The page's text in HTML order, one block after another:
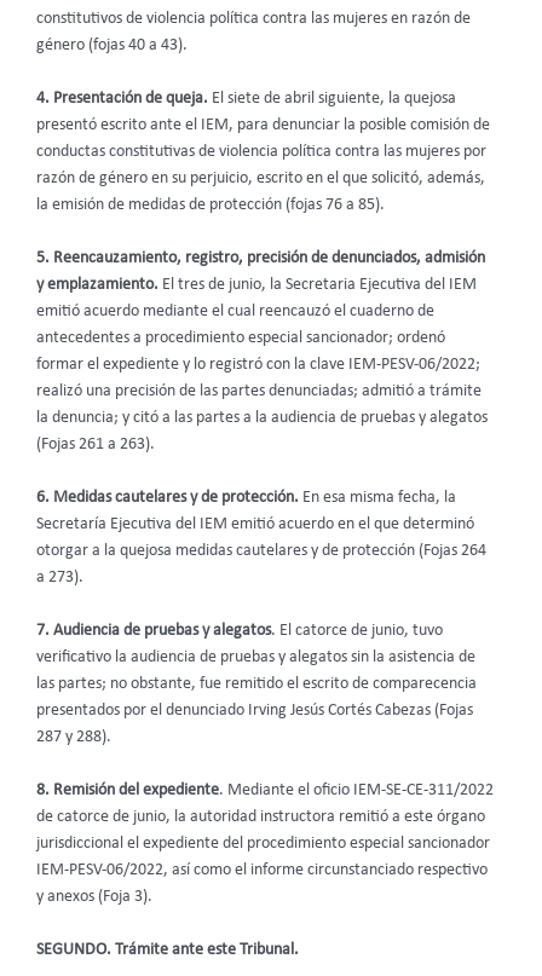
constitutivos de violencia política contra las mujeres en razón de
género (fojas 40 a 43).
4. Presentación de queja. El siete de abril siguiente, la quejosa
presentó escrito ante el IEM, para denunciar la posible comisión de
conductas constitutivas de violencia política contra las mujeres por
razón de género en su perjuicio, escrito en el que solicitó, además,
la emisión de medidas de protección (fojas 76 a 85).
5. Reencauzamiento, registro, precisión de denunciados, admisión
y emplazamiento. El tres de junio, la Secretaria Ejecutiva del IEM
emitió acuerdo mediante el cual reencauzó el cuaderno de
antecedentes a procedimiento especial sancionador; ordenó
formar el expediente y lo registró con la clave IEM-PESV-06/2022;
realizó una precisión de las partes denunciadas; admitió a trámite
la denuncia; y citó a las partes a la audiencia de pruebas y alegatos
(Fojas 261 a 263).
6. Medidas cautelares y de protección. En esa misma fecha, la
Secretaría Ejecutiva del IEM emitió acuerdo en el que determinó
otorgar a la quejosa medidas cautelares y de protección (Fojas 264
a 273).
7. Audiencia de pruebas y alegatos. El catorce de junio, tuvo
verificativo la audiencia de pruebas y alegatos sin la asistencia de
las partes; no obstante, fue remitido el escrito de comparecencia
presentados por el denunciado Irving Jesús Cortés Cabezas (Fojas
287 y 288).
8. Remisión del expediente. Mediante el oficio IEM-SE-CE-311/2022
de catorce de junio, la autoridad instructora remitió a este órgano
jurisdiccional el expediente del procedimiento especial sancionador
IEM-PESV-06/2022, así como el informe circunstanciado respectivo
y anexos (Foja 3).
SEGUNDO. Trámite ante este Tribunal.